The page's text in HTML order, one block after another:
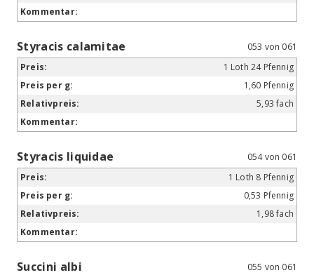
Styracis calamitae
053 von 061
1 Loth 24 Pfennig
1,60 Pfennig
5,93 fach
Styracis liquidae
054 von 061
1 Loth 8 Pfennig
0,53 Pfennig
1,98 fach
Succini albi
055 von 061